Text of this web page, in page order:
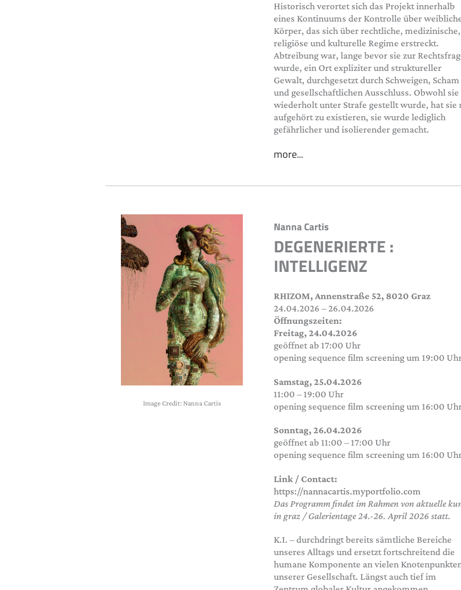
Historisch verortet sich das Projekt innerhalb
eines Kontinuums der Kontrolle über
Körper, das sich über rechtliche, medizinische,
religiöse und kulturelle Regime erstreckt.
Abtreibung war, lange bevor sie zur
wurde, ein Ort expliziter und struktureller
Gewalt, durchgesetzt durch Schweigen, Scham
und gesellschaftlichen Ausschluss. Obwohl sie
wiederholt unter Strafe gestellt wurde, hat sie
aufgehört zu existieren, sie wurde lediglich
gefährlicher und isolierender gemacht.
more...
Image Credit: Nanna Cartis
Nanna Cartis
DEGENERIERTE :
INTELLIGENZ
RHIZOM, Annenstraße 52, 8020 Graz
24.04.2026 – 26.04.2026
Öffnungszeiten:
Freitag, 24.04.2026
geöffnet ab 17:00 Uhr
opening sequence film screening um 19:00
Samstag, 25.04.2026
11:00 – 19:00 Uhr
opening sequence film screening um 16:00
Sonntag, 26.04.2026
geöffnet ab 11:00 – 17:00 Uhr
opening sequence film screening um 16:00
Link / Contact:
https://nannacartis.myportfolio.com
Das Programm findet im Rahmen von aktuelle
in graz / Galerientage 24.-26. April 2026 statt.
K.I. – durchdringt bereits sämtliche Bereiche
unseres Alltags und ersetzt fortschreitend die
humane Komponente an vielen
unserer Gesellschaft. Längst auch tief im